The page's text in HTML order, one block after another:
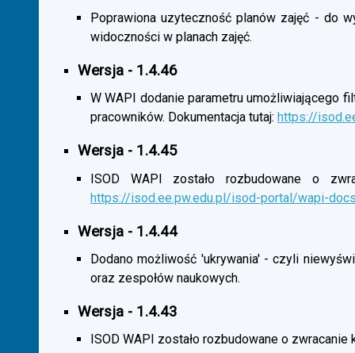
Poprawiona uzyteczność planów zajęć - do
widoczności w planach zajęć.
Wersja - 1.4.46
W WAPI dodanie parametru umożliwiającego
pracowników. Dokumentacja tutaj: https://
Wersja - 1.4.45
ISOD WAPI zostało rozbudowane o
https://isod.ee.pw.edu.pl/isod-portal/wapi-
Wersja - 1.4.44
Dodano możliwość 'ukrywania' - czyli
oraz zespołów naukowych.
Wersja - 1.4.43
ISOD WAPI zostało rozbudowane o